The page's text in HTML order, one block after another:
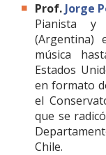
Prof. Jorge
Pianista y
(Argentina)
música
Estados
en formato
el
que se
Chile.